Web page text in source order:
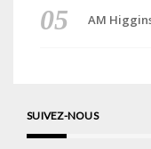
AM
SUIVEZ-NOUS